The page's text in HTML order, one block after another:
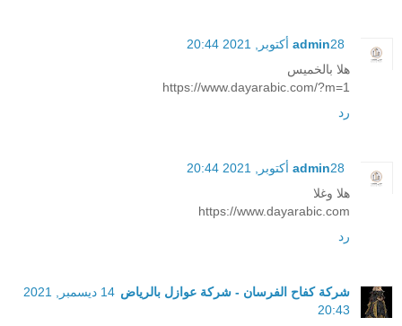
admin28 أكتوبر, 2021 20:44
هلا بالخميس
https://www.dayarabic.com/?m=1
رد
admin28 أكتوبر, 2021 20:44
هلا وغلا
https://www.dayarabic.com
رد
شركة كفاح الفرسان - شركة عوازل بالرياض
14 ديسمبر, 2021
20:43